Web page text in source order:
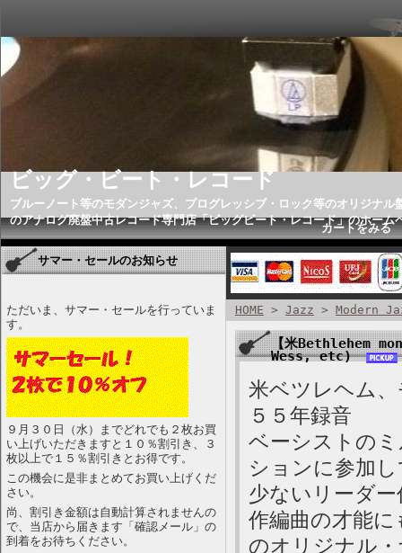
ビッグ・ビート・レコード
ブルーノート等のモダンジャズ、プログレッシブ・ロック等のオリジナル
のアナログ廃盤中古レコード専門店「ビッグビート・レコード」のホーム
カートをみる
サマー・セールのお知らせ
ただいま、サマー・セールを行っていま
す。
９月３０日（水）までどれでも２枚お買
い上げいただきますと１０％割引き、３
枚以上で１５％割引きとお得です。
この機会に是非まとめてお買い上げくだ
さい。
尚、割引き金額は自動計算されませんの
で、当店から届きます「確認メール」の
到着をお待ちください。
HOME > Jazz > Modern
【米Bethlehem
Wess, etc)
米ベツレヘム
５５年録音
ベーシストの
ションに参加
少ないリーダ
作編曲の才能
のオリジナル